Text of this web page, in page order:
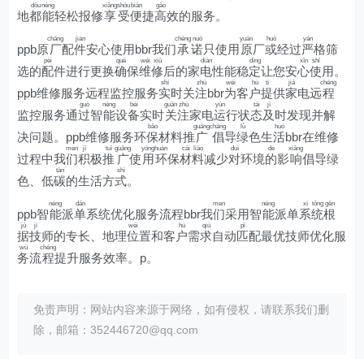
地都
dōu
能
néng
轻松报修享
xiǎng
受
shòu
便
biàn
捷高
gāo
效的服务。
ppb原厂
chǎng
配件
jiàn
安心使用bbr我们承
chéng
诺
nuò
只使用 原
yuán
厂或
huò
经过严
yán
格筛
选的配
pèi
件进行更换确
què
保维
wéi
修
xiū
后的家电
diàn
性能稳定
dìng
让您安心
xīn
使
shǐ
用。
ppb维修服务远程监控服务实
shí
时关注
zhù
bbr为
wèi
客 户
hù
提
tí
供家
jiā
电远程
chéng
监控服务通过
guò
智能
néng
设备
bèi
实时关
guān
注
zhù
家电运
yùn
行状态
tài
及
jí
时发现并解
决问题。ppb维修服务环保
bǎo
材料推 广
guǎng
倡
chàng
导绿
lǜ
色生活
huó
bbr在维修
过程中我们
men
积
jī
极推
tuī
广
guǎng
使 用
yòng
环
huán
保材
cái
料
liào
减少对
duì
环境的
de
影响
xiǎng
倡导绿
色、低碳
tàn
的生活方式
shì
。
ppb智能
néng
派单
dān
系统优化服务流程bbr我们
men
采用智能
néng
派单系
xì
统
tǒng
根
gēn
据
jù
技
jì
师的专长、地理位
wèi
置和客 户
hù
需求
qiú
自动匹
pǐ
配最优技师优化服
务
wù
流程
chéng
提升服务效率。p。
免责声明：网站内容来源于网络，如有侵权，请联系我们删
除，邮箱：352446720@qq.com